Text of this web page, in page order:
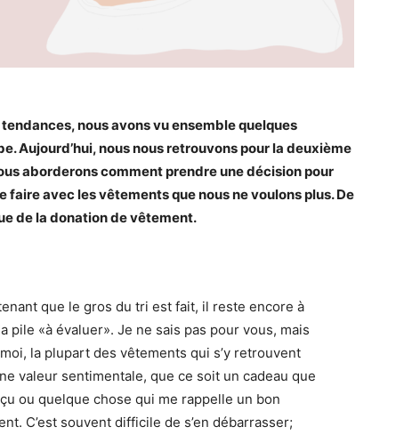
nous avons vu ensemble quelques
Aujourd’hui, nous nous retrouvons pour la deuxième
aborderons comment prendre une décision pour
avec les vêtements que nous ne voulons plus. De
de la donation de vêtement.
que le gros du tri est fait, il reste encore à
pile «à évaluer». Je ne sais pas pour vous, mais
la plupart des vêtements qui s’y retrouvent
valeur sentimentale, que ce soit un cadeau que
ou quelque chose qui me rappelle un bon
C’est souvent difficile de s’en débarrasser;